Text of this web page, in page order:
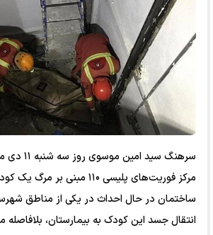
سرهنگ سید
مرکز فوریت‌های پلیسی ۱۱۰
ساختمان در حال احداث در یکی از مناطق
انتقال جسد این کودک به بیمارستان، بلافاصله